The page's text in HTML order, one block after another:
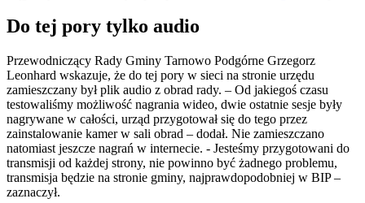
Do tej pory tylko audio
Przewodniczący Rady Gminy Tarnowo Podgórne Grzegorz
Leonhard wskazuje, że do tej pory w sieci na stronie urzędu
zamieszczany był plik audio z obrad rady. – Od jakiegoś czasu
testowaliśmy możliwość nagrania wideo, dwie ostatnie sesje były
nagrywane w całości, urząd przygotował się do tego przez
zainstalowanie kamer w sali obrad – dodał. Nie zamieszczano
natomiast jeszcze nagrań w internecie. - Jesteśmy przygotowani do
transmisji od każdej strony, nie powinno być żadnego problemu,
transmisja będzie na stronie gminy, najprawdopodobniej w BIP –
zaznaczył.